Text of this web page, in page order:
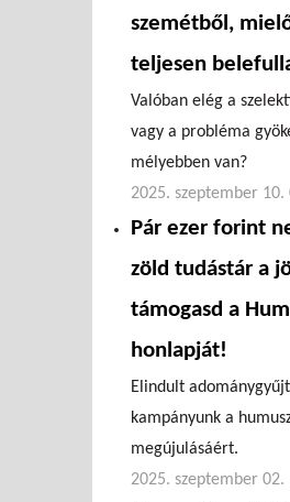
szemétből,
teljesen
Valóban elég a
vagy a probléma
mélyebben van?
2025. szeptember 10.
Pár ezer forint
zöld tudástár a
támogasd a
honlapját!
Elindult
kampányunk a
megújulásáért.
2025. szeptember 02.